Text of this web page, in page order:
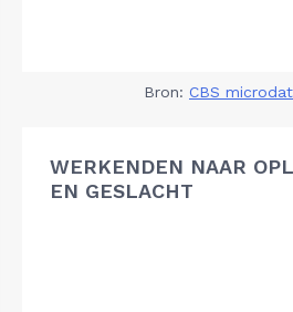
Bron: CBS
WERKENDEN NAAR
EN GESLACHT